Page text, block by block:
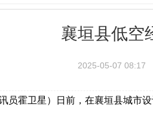
襄垣县低空
2025-05-07 08:17
霍卫星）日前，在襄垣县城市设